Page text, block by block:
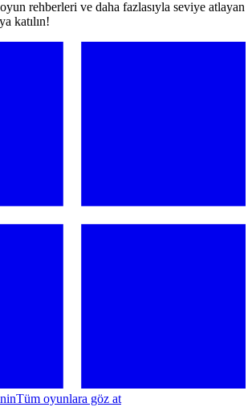
rehberleri ve daha fazlasıyla seviye atlayan
katılın!
Tüm oyunlara göz at